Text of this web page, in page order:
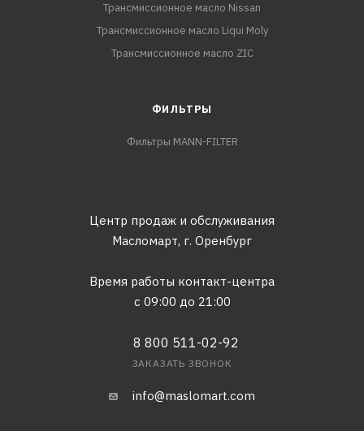
Трансмиссионное масло Nissan
Трансмиссионное масло Liqui Moly
Трансмиссионное масло ZIC
ФИЛЬТРЫ
Фильтры MANN-FILTER
Центр продаж и обслуживания
Масломарт, г. Оренбург
Время работы контакт-центра
с 09:00 до 21:00
8 800 511-02-92
ЗАКАЗАТЬ ЗВОНОК
info@maslomart.com